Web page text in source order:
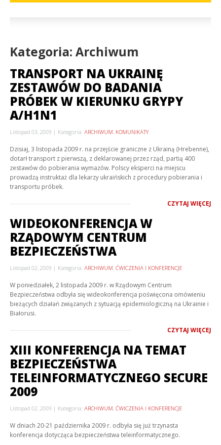
Kategoria: Archiwum
TRANSPORT NA UKRAINĘ
ZESTAWÓW DO BADANIA
PRÓBEK W KIERUNKU GRYPY
A/H1N1
Listopad 03, 2009 Kategoria: ARCHIWUM, KOMUNIKATY
Dzisiaj, 3 listopada 2009 r. na przejście graniczne z Ukrainą (Hrebenne),
dotarł transport z pierwszą, z deklarowanej przez rząd, partią 400
zestawów do pobierania wymazów. Polscy eksperci na miejscu
prowadzą instruktaż dla lekarzy ukraińskich z procedury pobierania i
transportu próbek.
CZYTAJ WIĘCEJ
WIDEOKONFERENCJA W
RZĄDOWYM CENTRUM
BEZPIECZEŃSTWA
Listopad 02, 2009 Kategoria: ARCHIWUM, ĆWICZENIA I KONFERENCJE
W poniedziałek, 2 listopada 2009 r. w Rządowym Centrum
Bezpieczeństwa odbyła się wideokonferencja poświęcona omówieniu
bieżących działań związanych z sytuacją epidemiologiczną na Ukrainie i
Białorusi.
CZYTAJ WIĘCEJ
XIII KONFERENCJA NA TEMAT
BEZPIECZEŃSTWA
TELEINFORMATYCZNEGO SECURE
2009
Listopad 02, 2009 Kategoria: ARCHIWUM, ĆWICZENIA I KONFERENCJE
W dniach 20-21 października 2009 r. odbyła się już trzynasta
konferencja dotycząca bezpieczeństwa teleinformatycznego.